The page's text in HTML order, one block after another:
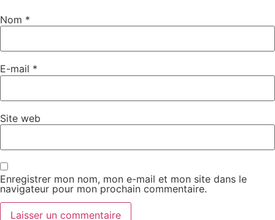
Nom *
E-mail *
Site web
Enregistrer mon nom, mon e-mail et mon site dans le
navigateur pour mon prochain commentaire.